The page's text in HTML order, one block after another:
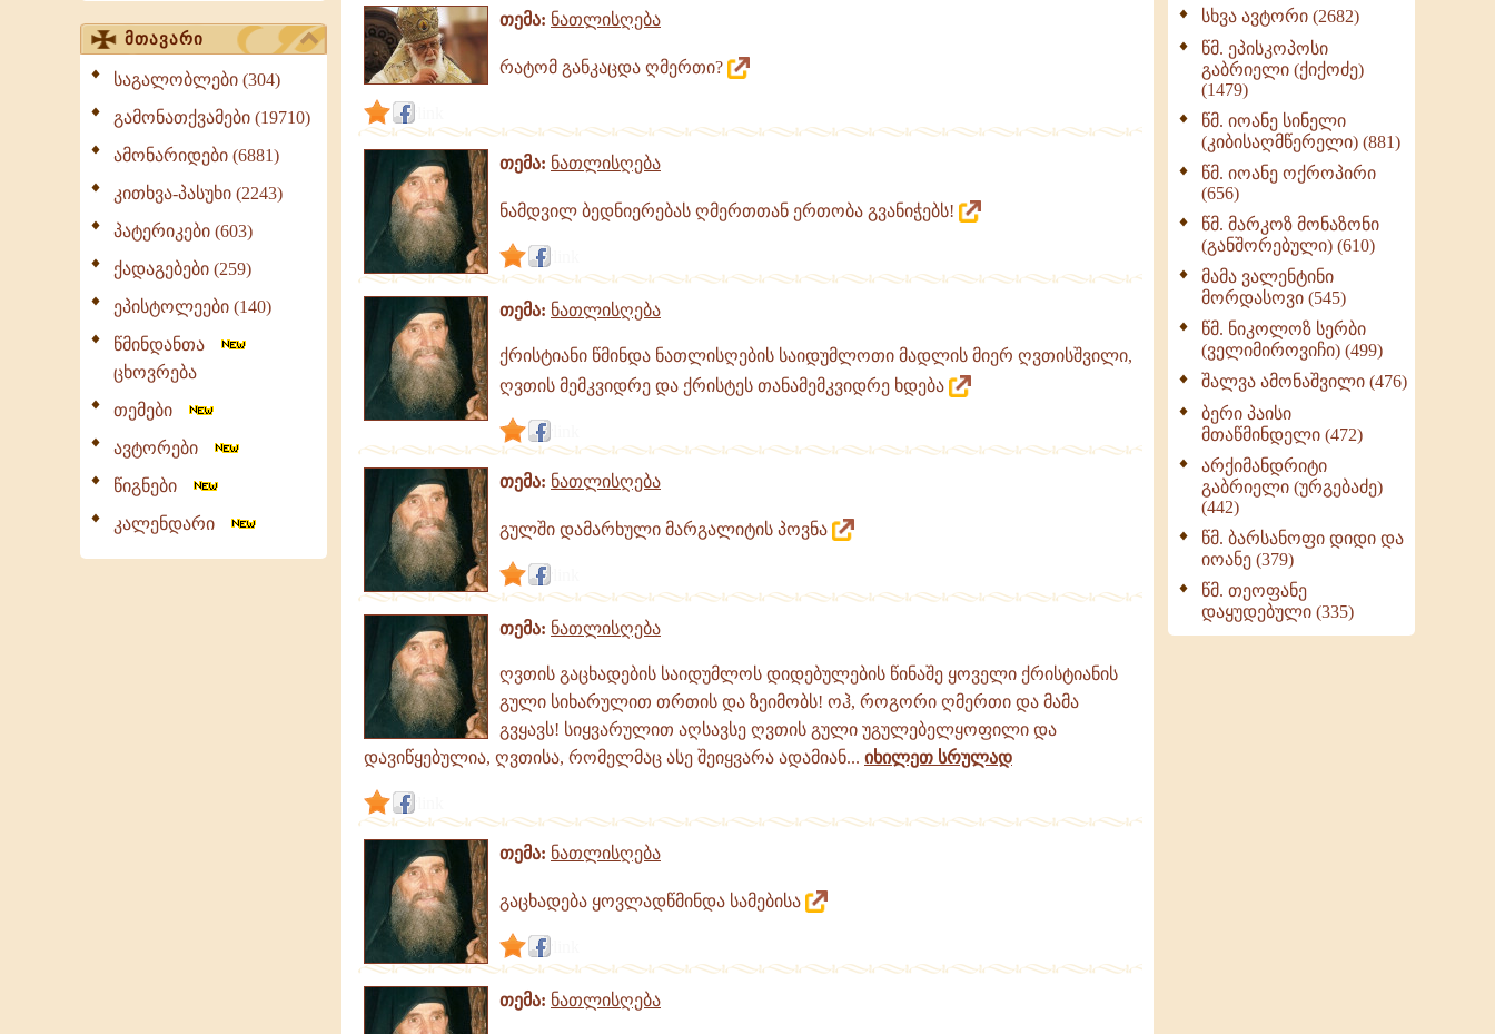
მთავარი
საგალობლები (304)
გამონათქვამები (19710)
ამონარიდები (6881)
კითხვა-პასუხი (2243)
პატერიკები (603)
ქადაგებები (259)
ეპისტოლეები (140)
წმინდანთა
ცხოვრება
თემები
ავტორები
წიგნები
კალენდარი
თემა: ნათლისღება
რატომ განკაცდა ღმერთი?
თემა: ნათლისღება
ნამდვილ ბედნიერებას ღმერთთან ერთობა გვანიჭებს!
თემა: ნათლისღება
ქრისტიანი წმინდა ნათლისღების საიდუმლოთი მადლის მიერ ღვთისშვილი,
ღვთის მემკვიდრე და ქრისტეს თანამემკვიდრე ხდება
თემა: ნათლისღება
გულში დამარხული მარგალიტის პოვნა
თემა: ნათლისღება
ღვთის გაცხადების საიდუმლოს დიდებულების წინაშე ყოველი ქრისტიანის
გული სიხარულით თრთის და ზეიმობს! ოჰ, როგორი ღმერთი და მამა
გვყავს! სიყვარულით აღსავსე ღვთის გული უგულებელყოფილი და
დავიწყებულია, ღვთისა, რომელმაც ასე შეიყვარა ადამიან... იხილეთ სრულად
თემა: ნათლისღება
გაცხადება ყოვლადწმინდა სამებისა
თემა: ნათლისღება
სულიერი ცხოვრების
სახელმძღვანელო -
ნაწილი II (369)
ღმერთი და ადამიანები
(287)
ბერის დიადემა (278)
მონაზვნური
გამოცდილების
ოთხი ასეული თავი
სიყვარულის შესახებ
(259)
სხვა ავტორი (2682)
წმ. ეპისკოპოსი
გაბრიელი (ქიქოძე)
(1479)
წმ. იოანე სინელი
(კიბისაღმწერელი) (881)
წმ. იოანე ოქროპირი
(656)
წმ. მარკოზ მონაზონი
(განშორებული) (610)
მამა ვალენტინი
მორდასოვი (545)
წმ. ნიკოლოზ სერბი
(ველიმიროვიჩი) (499)
შალვა ამონაშვილი (476)
ბერი პაისი
მთაწმინდელი (472)
არქიმანდრიტი
გაბრიელი (ურგებაძე)
(442)
წმ. ბარსანოფი დიდი და
იოანე (379)
წმ. თეოფანე
დაყუდებული (335)